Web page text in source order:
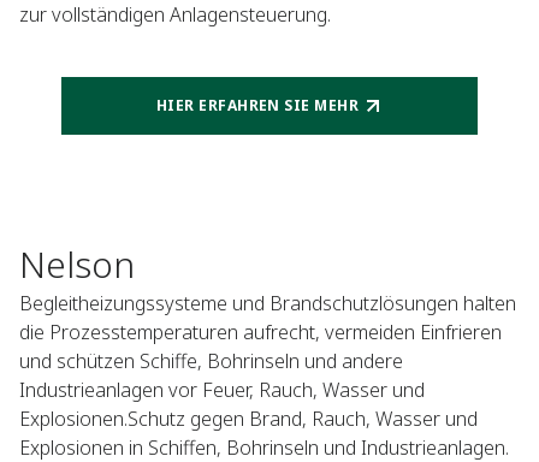
zur vollständigen Anlagensteuerung.
HIER ERFAHREN SIE MEHR
Nelson
Begleitheizungssysteme und Brandschutzlösungen halten
die Prozesstemperaturen aufrecht, vermeiden Einfrieren
und schützen Schiffe, Bohrinseln und andere
Industrieanlagen vor Feuer, Rauch, Wasser und
Explosionen.Schutz gegen Brand, Rauch, Wasser und
Explosionen in Schiffen, Bohrinseln und Industrieanlagen.